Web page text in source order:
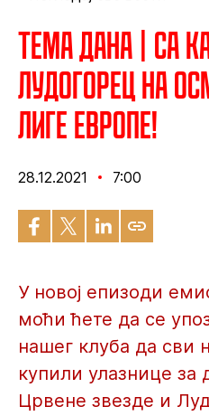
Тема дана | Са
Лудогорец на
Лиге Европе!
28.12.2021 7:00
У новој епизоди
моћи ћете да се
нашег клуба да сви
купили улазнице за
Црвене звезде и